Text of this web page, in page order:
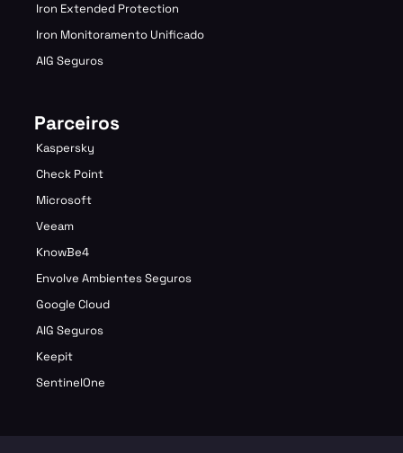
Iron Extended Protection
Iron Monitoramento Unificado
AIG Seguros
Parceiros
Kaspersky
Check Point
Microsoft
Veeam
KnowBe4
Envolve Ambientes Seguros
Google Cloud
AIG Seguros
Keepit
SentinelOne